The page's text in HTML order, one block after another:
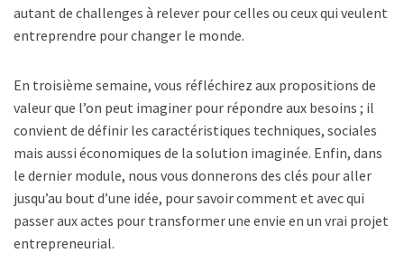
autant de challenges à relever pour celles ou ceux qui veulent
entreprendre pour changer le monde.
En troisième semaine, vous réfléchirez aux propositions de
valeur que l’on peut imaginer pour répondre aux besoins ; il
convient de définir les caractéristiques techniques, sociales
mais aussi économiques de la solution imaginée. Enfin, dans
le dernier module, nous vous donnerons des clés pour aller
jusqu’au bout d’une idée, pour savoir comment et avec qui
passer aux actes pour transformer une envie en un vrai projet
entrepreneurial.